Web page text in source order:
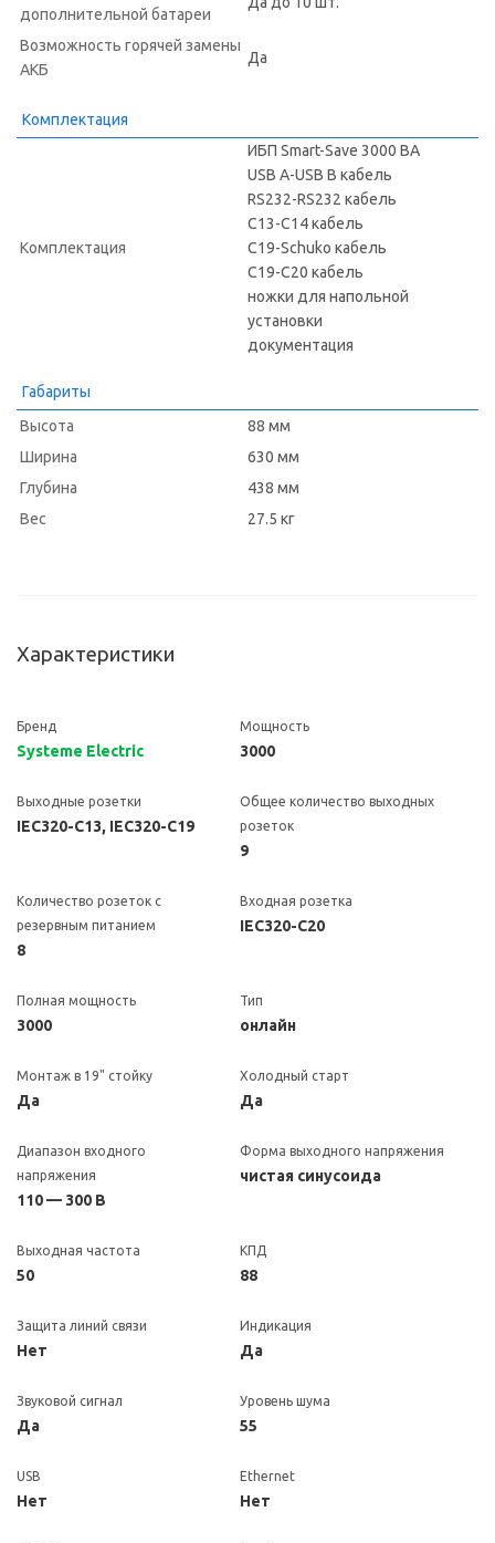
дополнительной батареи
Возможность горячей замены
АКБ
Да
Комплектация
Комплектация
ИБП Smart-Save 3000 ВА
USB A-USB B кабель
RS232-RS232 кабель
С13-С14 кабель
C19-Schuko кабель
С19-С20 кабель
ножки для напольной
установки
документация
Габариты
Высота
88 мм
Ширина
630 мм
Глубина
438 мм
Вес
27.5 кг
Характеристики
Бренд
Systeme Electric
Мощность
3000
Выходные розетки
IEC320-C13, IEC320-C19
Общее количество выходных
розеток
9
Количество розеток с
резервным питанием
8
Входная розетка
IEC320-C20
Полная мощность
3000
Тип
онлайн
Монтаж в 19" стойку
Да
Холодный старт
Да
Диапазон входного
напряжения
110 — 300 В
Форма выходного напряжения
чистая синусоида
Выходная частота
50
КПД
88
Защита линий связи
Нет
Индикация
Да
Звуковой сигнал
Да
Уровень шума
55
USB
Нет
Ethernet
Нет